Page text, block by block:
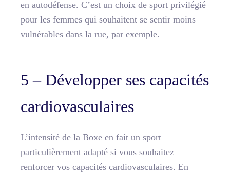
en autodéfense. C’est un choix de sport privilégié
pour les femmes qui souhaitent se sentir moins
vulnérables dans la rue, par exemple.
5 – Développer ses capacités
cardiovasculaires
L’intensité de la Boxe en fait un sport
particulièrement adapté si vous souhaitez
renforcer vos capacités cardiovasculaires. En